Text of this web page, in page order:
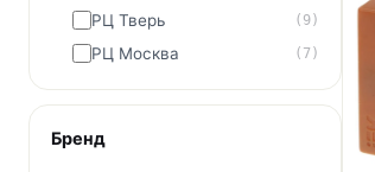
РЦ Тверь (9)
РЦ Москва (7)
Бренд